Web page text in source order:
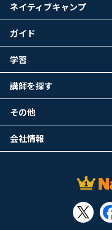
ネイティブキャンプ
ガイド
学習
講師を探す
その他
会社情報